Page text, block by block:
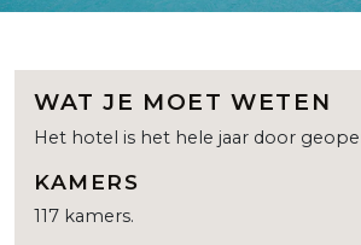
WAT JE MOET WETEN
Het hotel is het hele jaar door
KAMERS
117 kamers.